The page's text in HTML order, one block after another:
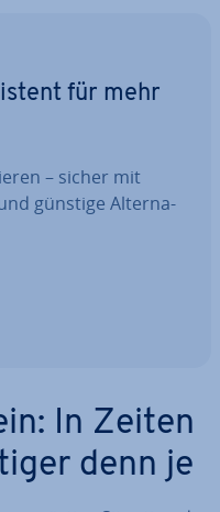
für mehr
– sicher mit
günstige Al­ter­na­
In Zeiten
denn je